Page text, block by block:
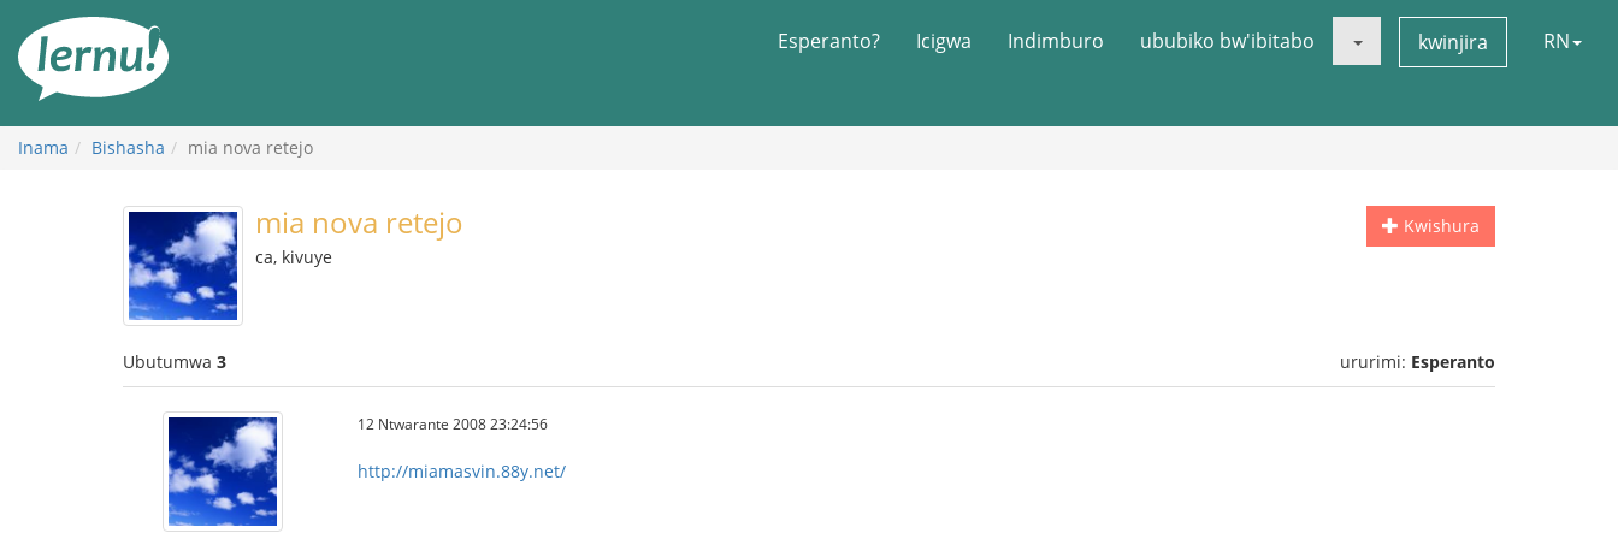
rupapuro
rw'ibirimwo
Esperanto? Icigwa Indimburo ububiko bw'ibitabo kwinjira RN
Inama Bishasha mia nova retejo
Kwishura
mia nova retejo
ca, kivuye
Ubutumwa 3 ururimi: Esperanto
12 Ntwarante 2008 23:24:56
http://miamasvin.88y.net/